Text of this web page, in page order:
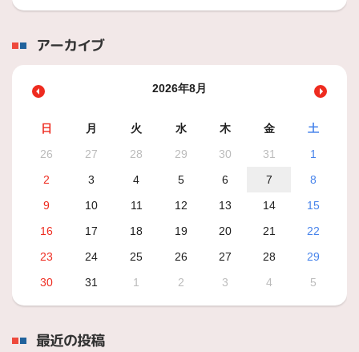
アーカイブ
2026年8月
日 月 火 水 木 金
土
26
27 28 29 30 31
1
2
3 4 5 6 7
8
9
10 11 12 13 14
15
16
17 18 19 20 21
22
23
24 25 26 27 28
29
30
31 1 2 3 4 5
最近の投稿